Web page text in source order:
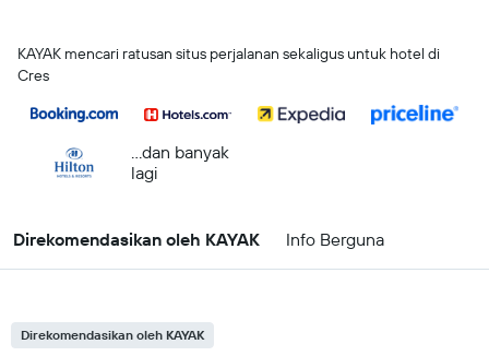
KAYAK mencari ratusan situs perjalanan sekaligus untuk hotel di
Cres
...dan banyak
lagi
Direkomendasikan oleh KAYAK Info Berguna
Direkomendasikan oleh KAYAK